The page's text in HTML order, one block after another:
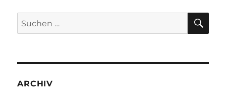
Suchen
nach:
ARCHIV